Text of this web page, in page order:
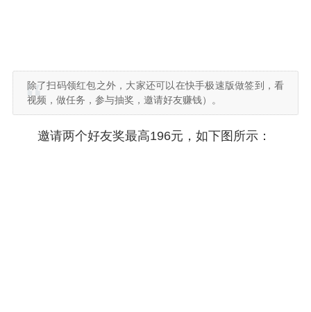
除了扫码领红包之外，大家还可以在快手极速版做签到，看
视频，做任务，参与抽奖，邀请好友赚钱）。
邀请两个好友奖最高196元，如下图所示：